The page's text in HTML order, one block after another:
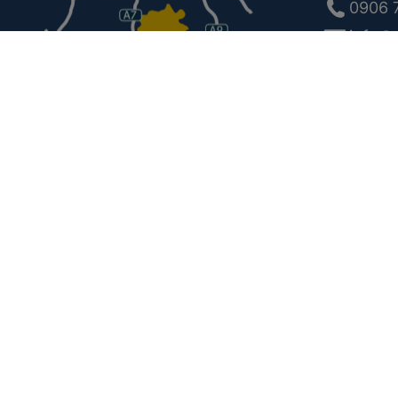
0906